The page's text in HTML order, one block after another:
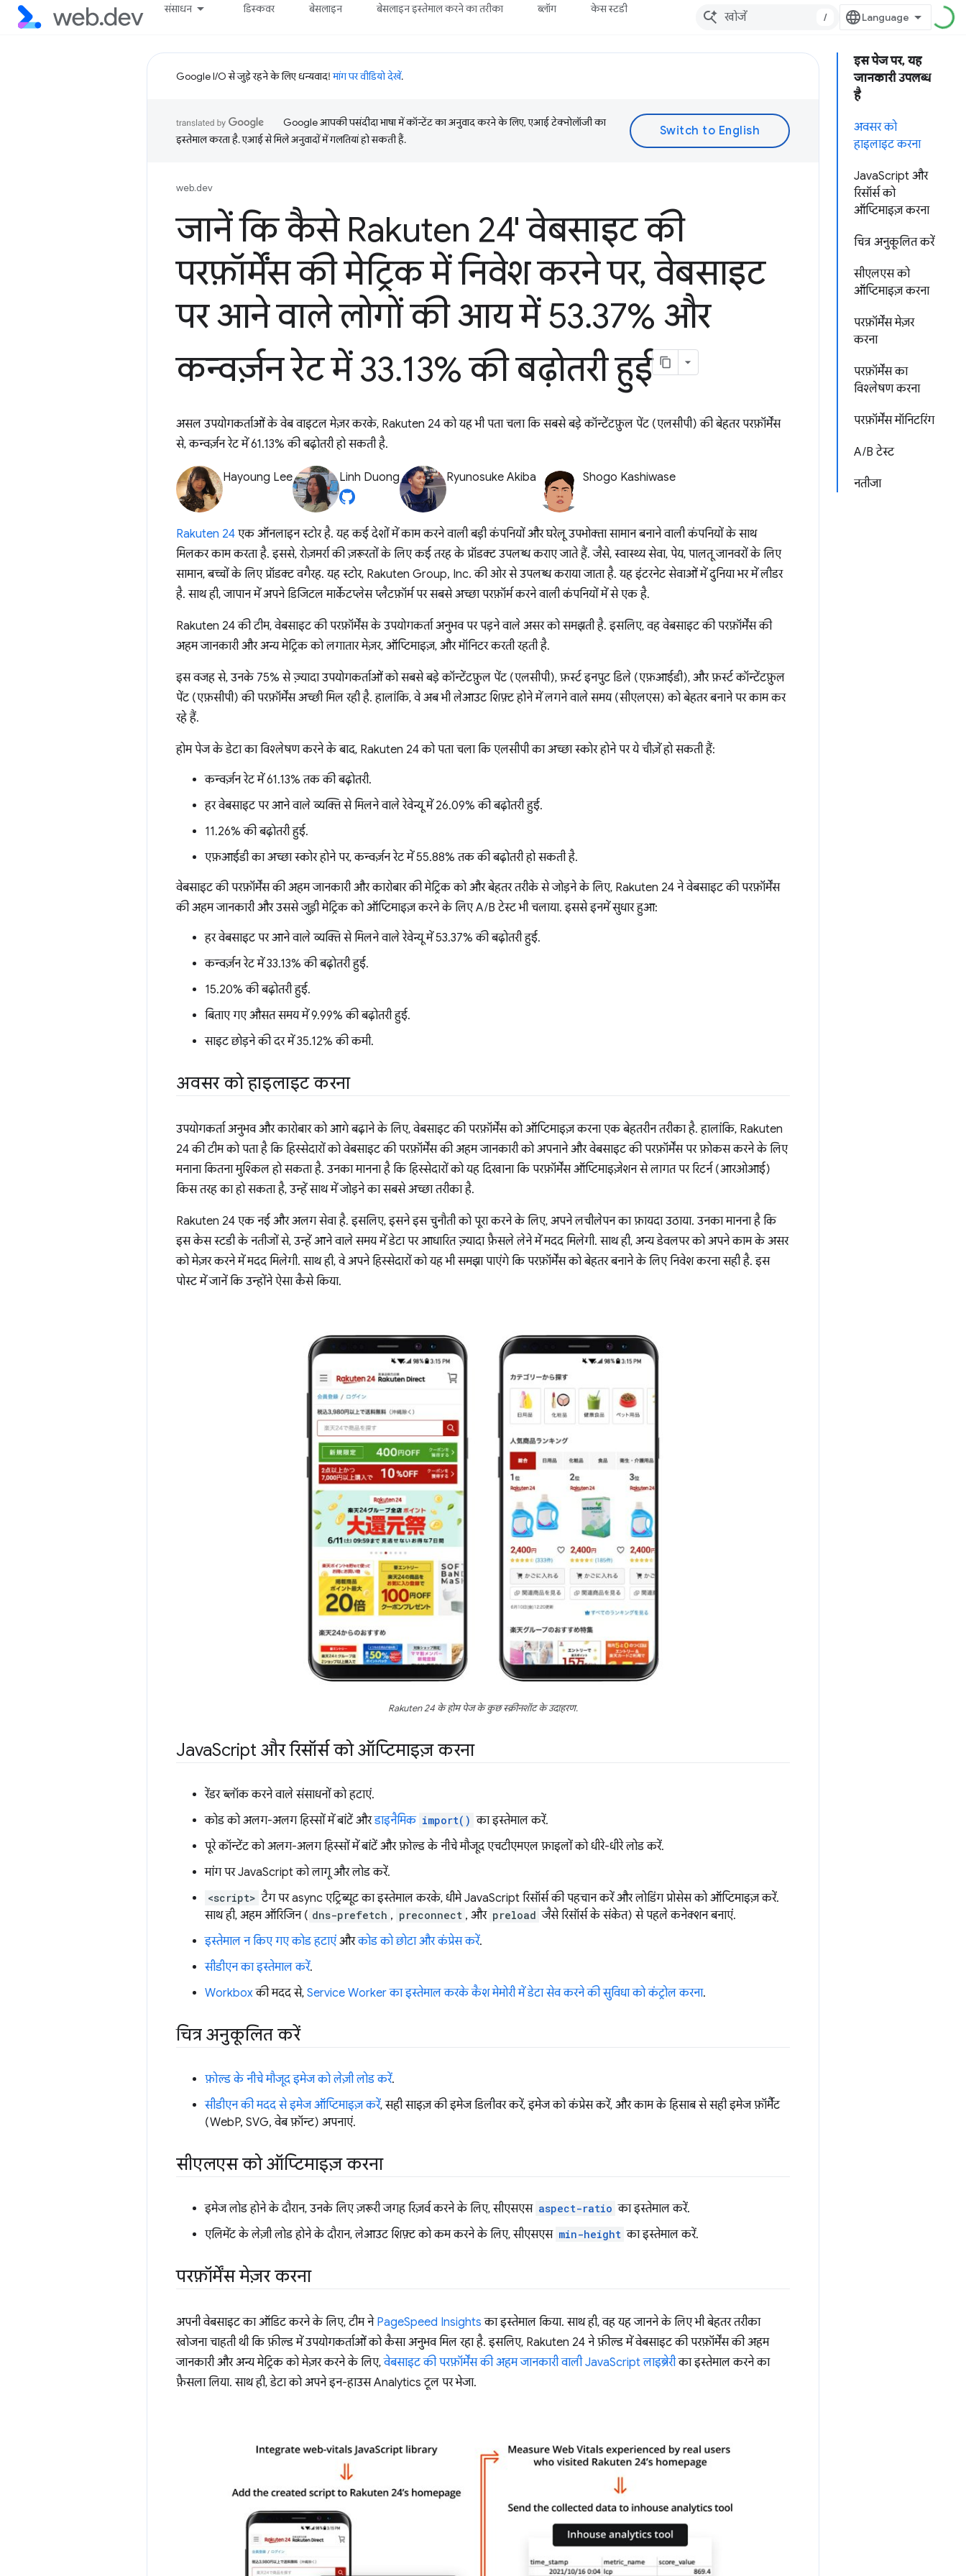
संसाधन डिस्कवर बेसलाइन बेसलाइन इस्तेमाल करने का तरीका ब्लॉग केस स्टडी
/
इस पेज पर, यह
जानकारी उपलब्ध
है
अवसर को
हाइलाइट करना
JavaScript और
रिसॉर्स को
ऑप्टिमाइज़ करना
चित्र अनुकूलित करें
सीएलएस को
ऑप्टिमाइज़ करना
परफ़ॉर्मेंस मेज़र
करना
परफ़ॉर्मेंस का
विश्लेषण करना
परफ़ॉर्मेंस मॉनिटरिंग
A/B टेस्ट
नतीजा
Google I/O से जुड़े रहने के लिए धन्यवाद!मांग पर वीडियो देखें.
Google आपकी पसंदीदा भाषा में कॉन्टेंट का अनुवाद करने के लिए, एआई टेक्नोलॉजी का
इस्तेमाल करता है. एआई से मिले अनुवादों में गलतियां हो सकती हैं.
web.dev
जानें कि कैसे Rakuten 24' वेबसाइट की
परफ़ॉर्मेंस की मेट्रिक में निवेश करने पर, वेबसाइट
पर आने वाले लोगों की आय में 53.37% और
कन्वर्ज़न रेट में 33.13% की बढ़ोतरी हुई
असल उपयोगकर्ताओं के वेब वाइटल मेज़र करके, Rakuten 24 को यह भी पता चला कि सबसे बड़े कॉन्टेंटफ़ुल पेंट (एलसीपी) की बेहतर परफ़ॉर्मेंस
से, कन्वर्ज़न रेट में 61.13% की बढ़ोतरी हो सकती है.
Hayoung Lee Linh Duong Ryunosuke Akiba Shogo Kashiwase
Rakuten 24 एक ऑनलाइन स्टोर है. यह कई देशों में काम करने वाली बड़ी कंपनियों और घरेलू उपभोक्ता सामान बनाने वाली कंपनियों के साथ
मिलकर काम करता है. इससे, रोज़मर्रा की ज़रूरतों के लिए कई तरह के प्रॉडक्ट उपलब्ध कराए जाते हैं. जैसे, स्वास्थ्य सेवा, पेय, पालतू जानवरों के लिए
सामान, बच्चों के लिए प्रॉडक्ट वगैरह. यह स्टोर, Rakuten Group, Inc. की ओर से उपलब्ध कराया जाता है. यह इंटरनेट सेवाओं में दुनिया भर में लीडर
है. साथ ही, जापान में अपने डिजिटल मार्केटप्लेस प्लैटफ़ॉर्म पर सबसे अच्छा परफ़ॉर्म करने वाली कंपनियों में से एक है.
Rakuten 24 की टीम, वेबसाइट की परफ़ॉर्मेंस के उपयोगकर्ता अनुभव पर पड़ने वाले असर को समझती है. इसलिए, वह वेबसाइट की परफ़ॉर्मेंस की
अहम जानकारी और अन्य मेट्रिक को लगातार मेज़र, ऑप्टिमाइज़, और मॉनिटर करती रहती है.
इस वजह से, उनके 75% से ज़्यादा उपयोगकर्ताओं को सबसे बड़े कॉन्टेंटफ़ुल पेंट (एलसीपी), फ़र्स्ट इनपुट डिले (एफ़आईडी), और फ़र्स्ट कॉन्टेंटफ़ुल
पेंट (एफ़सीपी) की परफ़ॉर्मेंस अच्छी मिल रही है. हालांकि, वे अब भी लेआउट शिफ़्ट होने में लगने वाले समय (सीएलएस) को बेहतर बनाने पर काम कर
रहे हैं.
होम पेज के डेटा का विश्लेषण करने के बाद, Rakuten 24 को पता चला कि एलसीपी का अच्छा स्कोर होने पर ये चीज़ें हो सकती हैं:
कन्वर्ज़न रेट में 61.13% तक की बढ़ोतरी.
हर वेबसाइट पर आने वाले व्यक्ति से मिलने वाले रेवेन्यू में 26.09% की बढ़ोतरी हुई.
11.26% की बढ़ोतरी हुई.
एफ़आईडी का अच्छा स्कोर होने पर, कन्वर्ज़न रेट में 55.88% तक की बढ़ोतरी हो सकती है.
वेबसाइट की परफ़ॉर्मेंस की अहम जानकारी और कारोबार की मेट्रिक को और बेहतर तरीके से जोड़ने के लिए, Rakuten 24 ने वेबसाइट की परफ़ॉर्मेंस
की अहम जानकारी और उससे जुड़ी मेट्रिक को ऑप्टिमाइज़ करने के लिए A/B टेस्ट भी चलाया. इससे इनमें सुधार हुआ:
हर वेबसाइट पर आने वाले व्यक्ति से मिलने वाले रेवेन्यू में 53.37% की बढ़ोतरी हुई.
कन्वर्ज़न रेट में 33.13% की बढ़ोतरी हुई.
15.20% की बढ़ोतरी हुई.
बिताए गए औसत समय में 9.99% की बढ़ोतरी हुई.
साइट छोड़ने की दर में 35.12% की कमी.
अवसर को हाइलाइट करना
उपयोगकर्ता अनुभव और कारोबार को आगे बढ़ाने के लिए, वेबसाइट की परफ़ॉर्मेंस को ऑप्टिमाइज़ करना एक बेहतरीन तरीका है. हालांकि, Rakuten
24 की टीम को पता है कि हिस्सेदारों को वेबसाइट की परफ़ॉर्मेंस की अहम जानकारी को अपनाने और वेबसाइट की परफ़ॉर्मेंस पर फ़ोकस करने के लिए
मनाना कितना मुश्किल हो सकता है. उनका मानना है कि हिस्सेदारों को यह दिखाना कि परफ़ॉर्मेंस ऑप्टिमाइज़ेशन से लागत पर रिटर्न (आरओआई)
किस तरह का हो सकता है, उन्हें साथ में जोड़ने का सबसे अच्छा तरीका है.
Rakuten 24 एक नई और अलग सेवा है. इसलिए, इसने इस चुनौती को पूरा करने के लिए, अपने लचीलेपन का फ़ायदा उठाया. उनका मानना है कि
इस केस स्टडी के नतीजों से, उन्हें आने वाले समय में डेटा पर आधारित ज़्यादा फ़ैसले लेने में मदद मिलेगी. साथ ही, अन्य डेवलपर को अपने काम के असर
को मेज़र करने में मदद मिलेगी. साथ ही, वे अपने हिस्सेदारों को यह भी समझा पाएंगे कि परफ़ॉर्मेंस को बेहतर बनाने के लिए निवेश करना सही है. इस
पोस्ट में जानें कि उन्होंने ऐसा कैसे किया.
Rakuten 24 के होम पेज के कुछ स्क्रीनशॉट के उदाहरण.
JavaScript और रिसॉर्स को ऑप्टिमाइज़ करना
रेंडर ब्लॉक करने वाले संसाधनों को हटाएं.
कोड को अलग-अलग हिस्सों में बांटें औरडाइनैमिक import() का इस्तेमाल करें.
पूरे कॉन्टेंट को अलग-अलग हिस्सों में बांटें और फ़ोल्ड के नीचे मौजूद एचटीएमएल फ़ाइलों को धीरे-धीरे लोड करें.
मांग पर JavaScript को लागू और लोड करें.
<script> टैग पर async एट्रिब्यूट का इस्तेमाल करके, धीमे JavaScript रिसॉर्स की पहचान करें और लोडिंग प्रोसेस को ऑप्टिमाइज़ करें.
साथ ही, अहम ऑरिजिन ( dns-prefetch , preconnect , और preload जैसे रिसॉर्स के संकेत) से पहले कनेक्शन बनाएं.
इस्तेमाल न किए गए कोड हटाएंऔरकोड को छोटा और कंप्रेस करें.
सीडीएन का इस्तेमाल करें.
Workboxकी मदद से, Service Worker का इस्तेमाल करके कैश मेमोरी में डेटा सेव करने की सुविधा को कंट्रोल करना.
चित्र अनुकूलित करें
फ़ोल्ड के नीचे मौजूद इमेज को लेज़ी लोड करें.
सीडीएन की मदद से इमेज ऑप्टिमाइज़ करें, सही साइज़ की इमेज डिलीवर करें, इमेज को कंप्रेस करें, और काम के हिसाब से सही इमेज फ़ॉर्मैट
(WebP, SVG, वेब फ़ॉन्ट) अपनाएं.
सीएलएस को ऑप्टिमाइज़ करना
इमेज लोड होने के दौरान, उनके लिए ज़रूरी जगह रिज़र्व करने के लिए, सीएसएस aspect-ratio का इस्तेमाल करें.
एलिमेंट के लेज़ी लोड होने के दौरान, लेआउट शिफ़्ट को कम करने के लिए, सीएसएस min-height का इस्तेमाल करें.
परफ़ॉर्मेंस मेज़र करना
अपनी वेबसाइट का ऑडिट करने के लिए, टीम ने PageSpeed Insights का इस्तेमाल किया. साथ ही, वह यह जानने के लिए भी बेहतर तरीका
खोजना चाहती थी कि फ़ील्ड में उपयोगकर्ताओं को कैसा अनुभव मिल रहा है. इसलिए, Rakuten 24 ने फ़ील्ड में वेबसाइट की परफ़ॉर्मेंस की अहम
जानकारी और अन्य मेट्रिक को मेज़र करने के लिए,वेबसाइट की परफ़ॉर्मेंस की अहम जानकारी वाली JavaScript लाइब्रेरीका इस्तेमाल करने का
फ़ैसला लिया. साथ ही, डेटा को अपने इन-हाउस Analytics टूल पर भेजा.